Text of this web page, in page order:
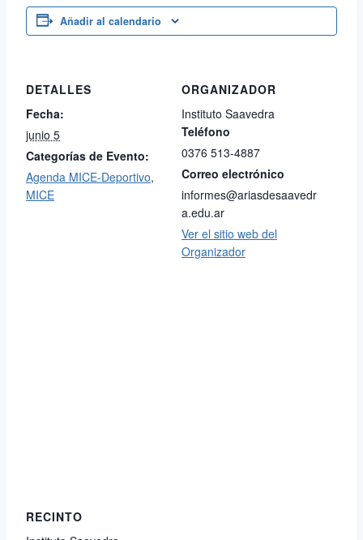
Añadir al calendario
DETALLES
Fecha:
junio 5
Categorías de Evento:
Agenda MICE-Deportivo,
MICE
ORGANIZADOR
Instituto Saavedra
Teléfono
0376 513-4887
Correo electrónico
informes@ariasdesaavedr
a.edu.ar
Ver el sitio web del
Organizador
RECINTO